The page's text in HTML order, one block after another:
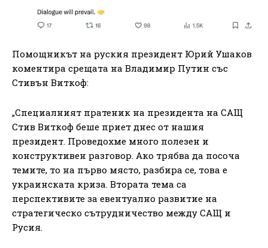
Помощникът на руския президент Юрий Ушаков
коментира срещата на Владимир Путин със
Стивън Виткоф:
„Специалният пратеник на президента на САЩ
Стив Виткоф беше приет днес от нашия
президент. Проведохме много полезен и
конструктивен разговор. Ако трябва да посоча
темите, то на първо място, разбира се, това е
украинската криза. Втората тема са
перспективите за евентуално развитие на
стратегическо сътрудничество между САЩ и
Русия.